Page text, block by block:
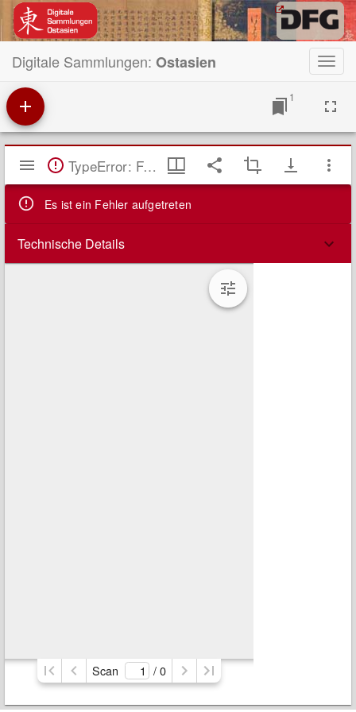
Digitale Sammlungen: Ostasien
1
Mirador
Viewer TypeError: Failed to fetch
Es ist ein Fehler aufgetreten
Technische Details
Scan / 0